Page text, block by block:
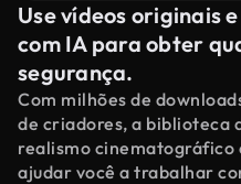
Use vídeos originais
com IA para obter
segurança.
Com milhões de
de criadores, a biblioteca
realismo cinematográfico
ajudar você a trabalhar